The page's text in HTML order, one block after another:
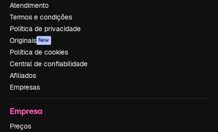
Atendimento
Termos e condições
Política de privacidade
Originais New
Política de cookies
Central de confiabilidade
Afiliados
Empresas
Empresa
Preços